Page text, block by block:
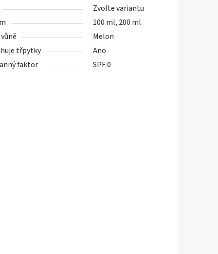
Zvolte variantu
100 ml, 200 ml
Melon
třpytky
Ano
faktor
SPF 0